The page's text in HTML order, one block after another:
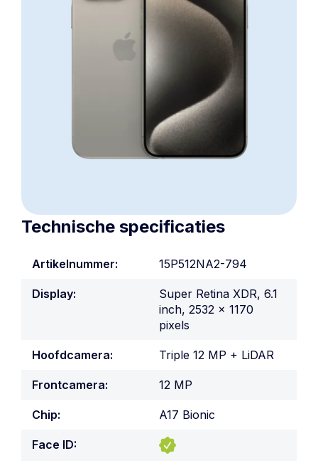
Technische specificaties
Artikelnummer: 15P512NA2-794
Display:
Super Retina XDR, 6.1
inch, 2532 x 1170
pixels
Hoofdcamera: Triple 12 MP + LiDAR
Frontcamera: 12 MP
Chip: A17 Bionic
Face ID: